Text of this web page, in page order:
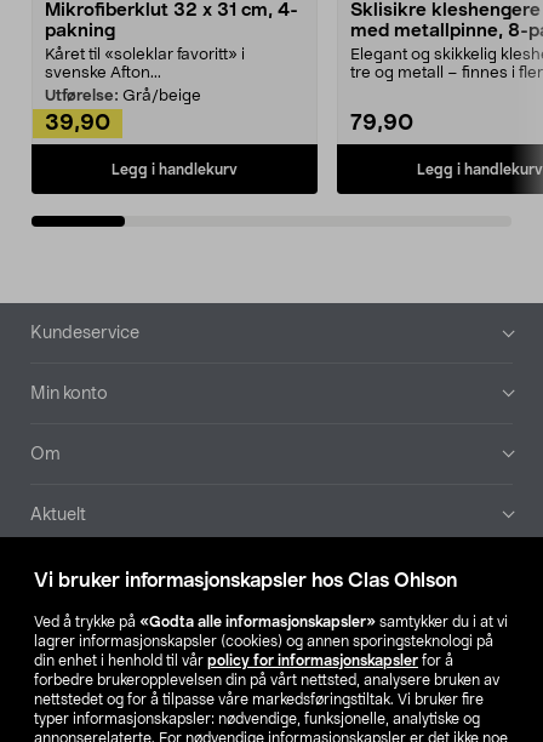
Vi bruker informasjonskapsler hos Clas Ohlson
Ved å trykke på «Godta alle informasjonskapsler» samtykker du i at vi
lagrer informasjonskapsler (cookies) og annen sporingsteknologi på
din enhet i henhold til vår policy for informasjonskapsler for å
forbedre brukeropplevelsen din på vårt nettsted, analysere bruken av
nettstedet og for å tilpasse våre markedsføringstiltak. Vi bruker fire
typer informasjonskapsler: nødvendige, funksjonelle, analytiske og
annonserelaterte. For nødvendige informasjonskapsler er det ikke noe
Mikrofiberklut 32 x 31 cm, 4-
pakning
Kåret til «soleklar favoritt» i
svenske Afton...
Utførelse: Grå/beige
39,90
Legg i handlekurv
Sklisikre
med metallpinne, 8-
Elegant og skikkelig
tre og metall – finnes i
79,90
Legg i handlekurv
Bunntekst
Kundeservice
Min konto
Om
Aktuelt
Våre selskaper
Finn din butikk
SE NO FI